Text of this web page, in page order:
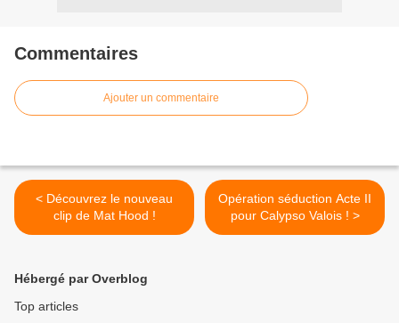
Commentaires
Ajouter un commentaire
< Découvrez le nouveau
clip de Mat Hood !
Opération séduction Acte II
pour Calypso Valois ! >
Hébergé par Overblog
Top articles